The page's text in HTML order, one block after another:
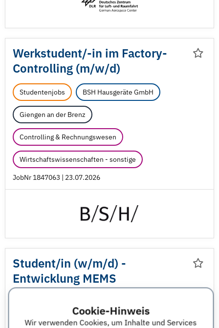
Cookie-Hinweis
Wir verwenden Cookies, um Inhalte und Services
Werkstudent/-in im Factory-
Controlling (m/w/d)
Studentenjobs BSH Hausgeräte GmbH
Giengen an der Brenz
Controlling & Rechnungswesen
Wirtschaftswissenschaften - sonstige
JobNr 1847063 | 23.07.2026
Student/in (w/m/d) -
Entwicklung MEMS
Temperaturschalter für
Kryogenen Bereich